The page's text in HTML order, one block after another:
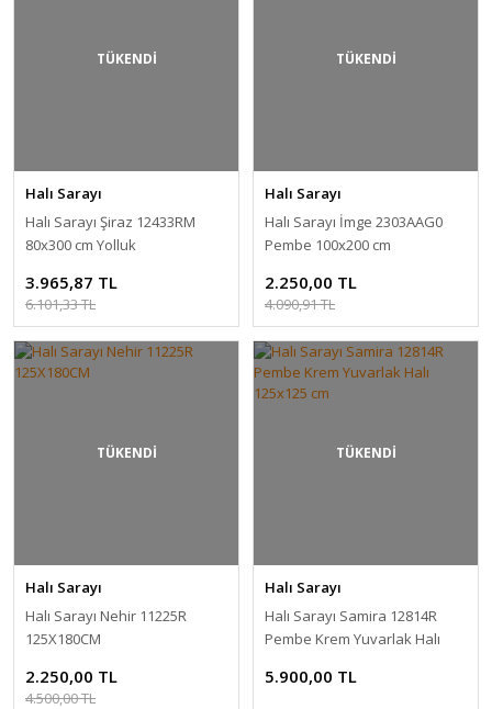
TÜKENDİ
Halı Sarayı
Halı Sarayı Şiraz 12433RM
80x300 cm Yolluk
3.965,87 TL
6.101,33 TL
TÜKENDİ
Halı Sarayı
Halı Sarayı İmge 2303AAG0
Pembe 100x200 cm
2.250,00 TL
4.090,91 TL
TÜKENDİ
Halı Sarayı
Halı Sarayı Nehir 11225R
125X180CM
2.250,00 TL
4.500,00 TL
TÜKENDİ
Halı Sarayı
Halı Sarayı Samira 12814R
Pembe Krem Yuvarlak Halı
5.900,00 TL